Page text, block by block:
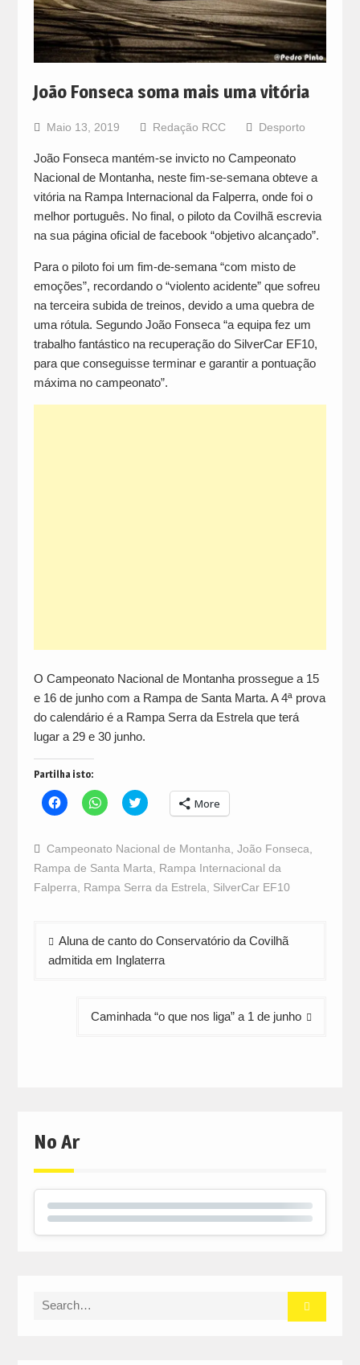
João Fonseca soma mais uma vitória
Maio 13, 2019 Redação RCC Desporto
João Fonseca mantém-se invicto no Campeonato
Nacional de Montanha, neste fim-se-semana obteve a
vitória na Rampa Internacional da Falperra, onde foi o
melhor português. No final, o piloto da Covilhã escrevia
na sua página oficial de facebook “objetivo alcançado”.
Para o piloto foi um fim-de-semana “com misto de
emoções”, recordando o “violento acidente” que sofreu
na terceira subida de treinos, devido a uma quebra de
uma rótula. Segundo João Fonseca “a equipa fez um
trabalho fantástico na recuperação do SilverCar EF10,
para que conseguisse terminar e garantir a pontuação
máxima no campeonato”.
O Campeonato Nacional de Montanha prossegue a 15
e 16 de junho com a Rampa de Santa Marta. A 4ª prova
do calendário é a Rampa Serra da Estrela que terá
lugar a 29 e 30 junho.
Partilha isto:
Click
to
Facebook
(Opens
in
new
window)
Click
to
WhatsApp
(Opens
in
new
window)
Click
to
Twitter
(Opens
in
new
window)
More
Campeonato Nacional de Montanha João Fonseca
Rampa de Santa Marta
Rampa Internacional da
Falperra
Rampa Serra da Estrela SilverCar EF10
Navegação
de
Aluna de canto do Conservatório da Covilhã
admitida em Inglaterra
Caminhada “o que nos liga” a 1 de junho
No Ar
Search